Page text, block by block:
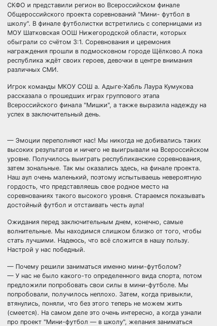
СКФО и представили регион во Всероссийском финале
Общероссийского проекта соревнований "Мини- футбол в
школу". В финале футболистки встретились с соперницами из
МОУ Шатковская ООШ Нижегородской области, которых
обыграли со счётом 3:1. Соревнования и церемония
награждения прошли в подмосковном городе Щёлково.А пока
республика ждёт своих героев, девочки в центре внимания
различных СМИ.
Игрок команды МКОУ СОШ а. Адыге-Хабль Лаура Кумукова
рассказала о прошедших играх группового этапа
Всероссийского финала "Мишки", а также выразила надежду на
успех в заключительный день.
— Эмоции переполняют нас! Мы никогда не добивались таких
высоких результатов и ничего не выигрывали на Всероссийском
уровне. Получилось выиграть республиканские соревнования,
затем зональные. Так мы оказались здесь, на финале проекта.
Наш аул очень маленький, поэтому испытываешь невероятную
гордость, что представляешь свое родное место на
соревнованиях такого высокого уровня. Стараемся показывать
достойный футбол и отстаивать честь аула!
Ожидания перед заключительным днем, конечно, самые
волнительные. Мы находимся слишком близко от того, чтобы
стать лучшими. Надеюсь, что всё сложится в нашу пользу.
Настрой у нас победный.
— Почему решили заниматься именно мини-футболом?
— У нас не было какого-то определенного вида спорта, потом
предложили попробовать свои силы в мини-футболе. Мы
попробовали, получилось неплохо. Затем, когда привыкли,
втянулись, поняли, что без этого теперь не можем жить
(смеется). На самом деле это очень интересно, а когда узнали
про проект "Мини-футбол — в школу", желания заниматься